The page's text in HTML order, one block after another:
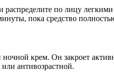
распределите по лицу
пока средство
ночной крем. Он закроет
антивозрастной.